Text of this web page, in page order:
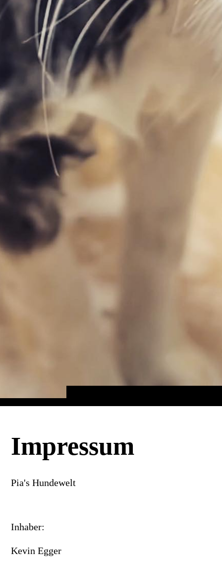
Impressum
Pia's Hundewelt
Inhaber:
Kevin Egger